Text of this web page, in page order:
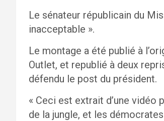
Le sénateur républicain du
inacceptable ».
Le montage a été publié à
Outlet, et republié à deux
défendu le post du président.
« Ceci est extrait d’une
de la jungle, et les